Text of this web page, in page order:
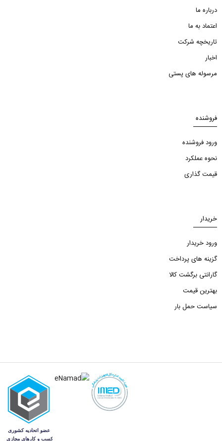
درباره ما
اعتماد به ما
تاریخچه شرکت
اخبار
مرسوله های پستی
فروشنده
ورود فروشنده
نحوه عملکرد
قیمت گذاری
خریدار
ورود خریدار
گزینه های پرداخت
گارانتی برگشت کالا
بهترین قیمت
سیاست حمل بار